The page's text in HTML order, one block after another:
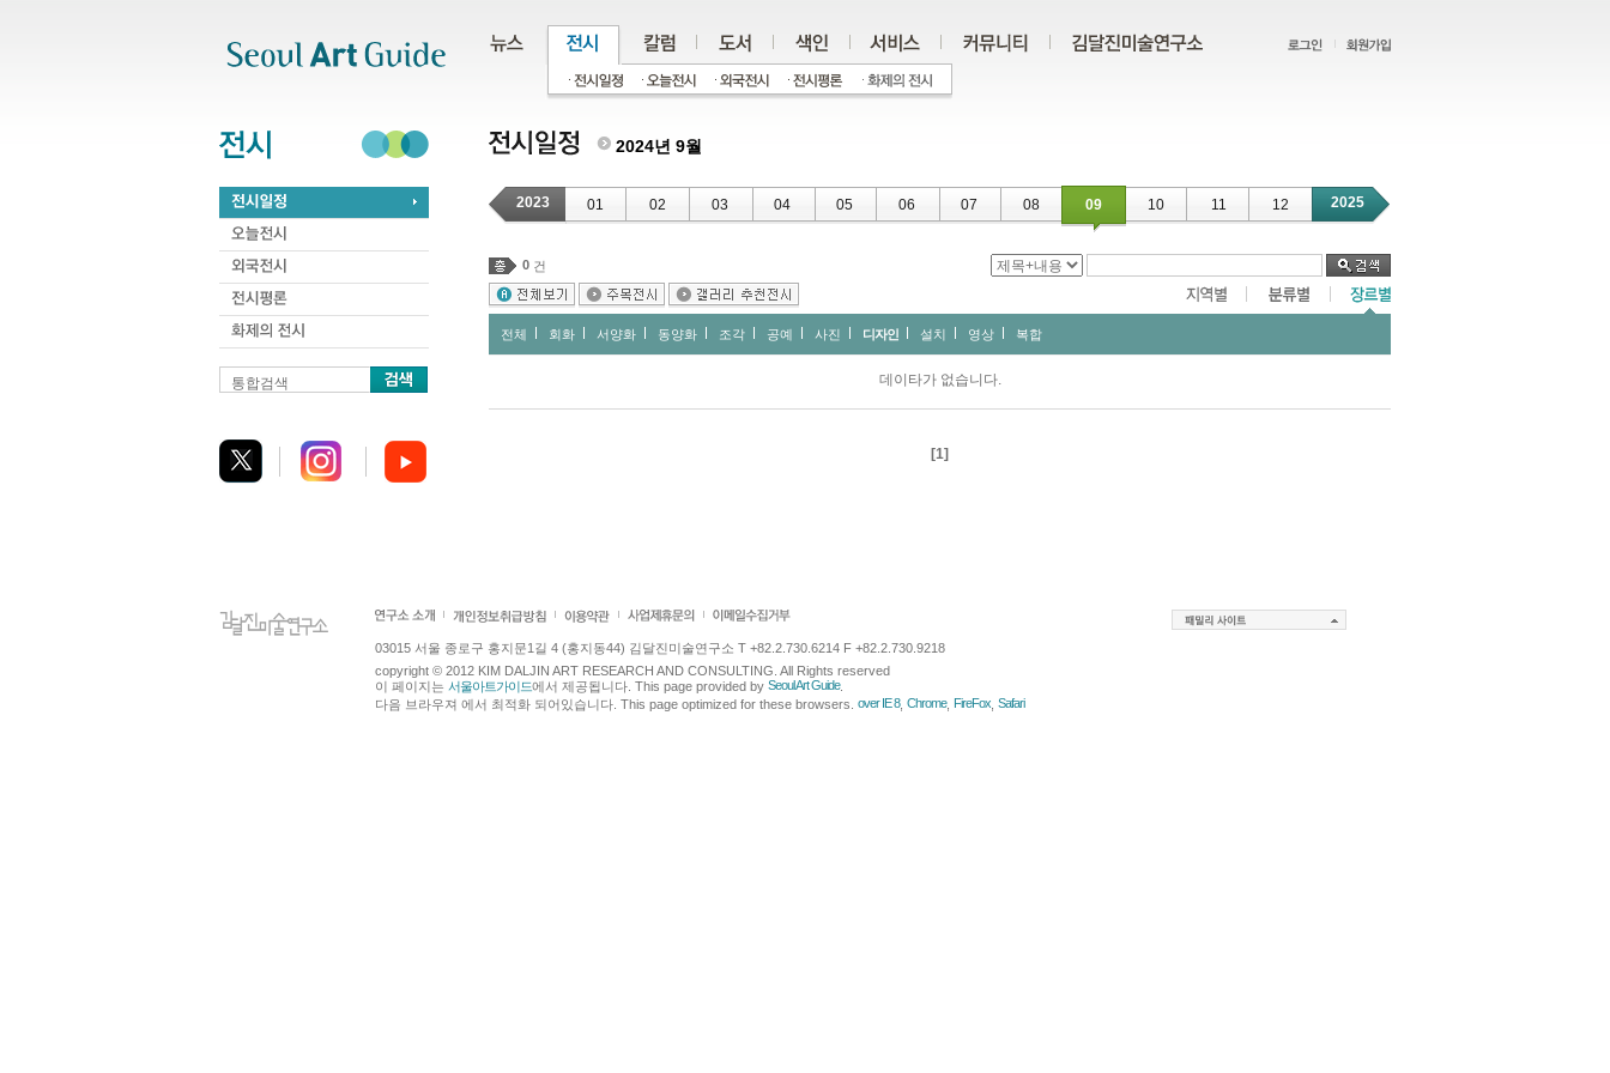
통합검색
2024년 9월
2023 01 02 03 04 05 06 07 08 09 10 11 12 2025
0 건
전체 회화 서양화 동양화 조각 공예 사진 디자인 설치 영상 복합
데이타가 없습니다.
[1]
03015 서울 종로구 홍지문1길 4 (홍지동44) 김달진미술연구소 T +82.2.730.6214 F +82.2.730.9218
copyright © 2012 KIM DALJIN ART RESEARCH AND CONSULTING. All Rights reserved
이 페이지는 서울아트가이드에서 제공됩니다. This page provided by Seoul Art Guide.
다음 브라우져 에서 최적화 되어있습니다. This page optimized for these browsers. over IE 8, Chrome, FireFox Safari